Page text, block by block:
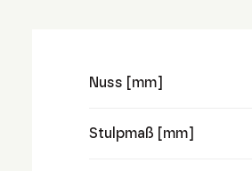
Nuss [mm]
Stulpmaß [mm]